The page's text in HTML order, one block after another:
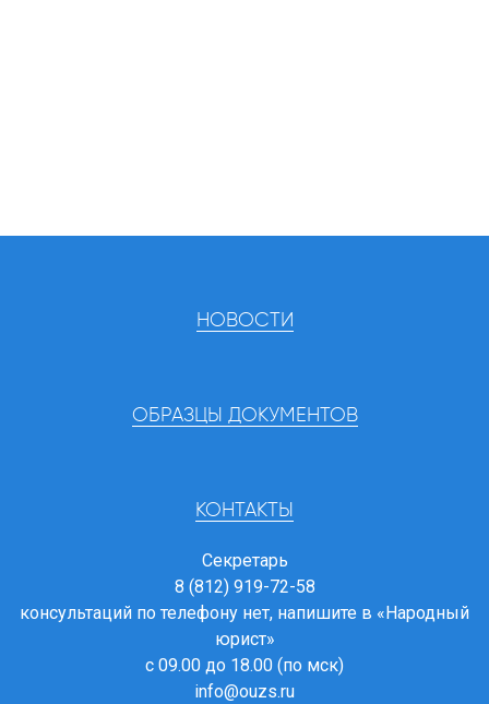
НОВОСТИ
ОБРАЗЦЫ ДОКУМЕНТОВ
КОНТАКТЫ
Секретарь
8 (812) 919-72-58
консультаций по телефону нет, напишите в «Народный
юрист»
с 09.00 до 18.00 (по мск)
info@ouzs.ru